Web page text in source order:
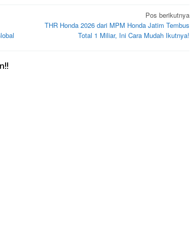
Pos berikutnya
THR Honda 2026 dari MPM Honda Jatim Tembus
Total 1 Miliar, Ini Cara Mudah Ikutnya!